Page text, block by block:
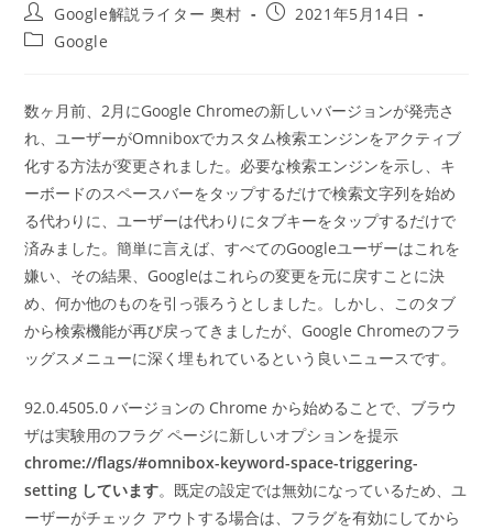
投
稿
者:
Google解説ライター 奥村
投
2021年5月14日
投
テ
ゴ
リ
ー:
Google
数ヶ月前、2月にGoogle Chromeの新しいバージョンが発売さ
れ、ユーザーがOmniboxでカスタム検索エンジンをアクティブ
化する方法が変更されました。必要な検索エンジンを示し、キ
ーボードのスペースバーをタップするだけで検索文字列を始め
る代わりに、ユーザーは代わりにタブキーをタップするだけで
済みました。簡単に言えば、すべてのGoogleユーザーはこれを
嫌い、その結果、Googleはこれらの変更を元に戻すことに決
め、何か他のものを引っ張ろうとしました。しかし、このタブ
から検索機能が再び戻ってきましたが、Google Chromeのフラ
ッグスメニューに深く埋もれているという良いニュースです。
92.0.4505.0 バージョンの Chrome から始めることで、ブラウ
ザは実験用のフラグ ページに新しいオプションを提示
chrome://flags/#omnibox-keyword-space-triggering-
setting しています。既定の設定では無効になっているため、ユ
ーザーがチェック アウトする場合は、フラグを有効にしてから